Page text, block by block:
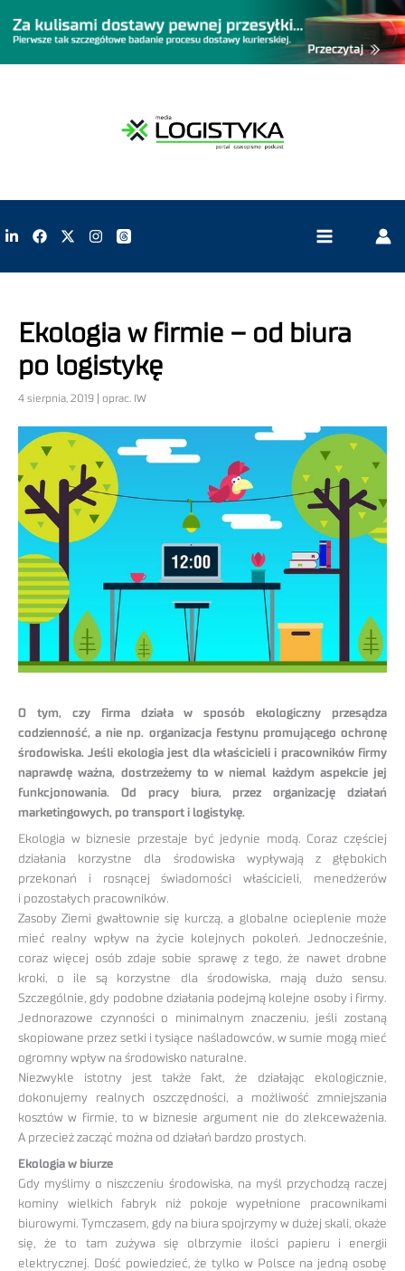
Ekologia w firmie – od biura
po logistykę
4 sierpnia, 2019 | oprac. IW
O tym, czy firma działa w sposób ekologiczny przesądza
codzienność, a nie np. organizacja festynu promującego ochronę
środowiska. Jeśli ekologia jest dla właścicieli i pracowników firmy
naprawdę ważna, dostrzeżemy to w niemal każdym aspekcie jej
funkcjonowania. Od pracy biura, przez organizację działań
marketingowych, po transport i logistykę.
Ekologia w biznesie przestaje być jedynie modą. Coraz częściej
działania korzystne dla środowiska wypływają z głębokich
przekonań i rosnącej świadomości właścicieli, menedżerów
i pozostałych pracowników.
Zasoby Ziemi gwałtownie się kurczą, a globalne ocieplenie może
mieć realny wpływ na życie kolejnych pokoleń. Jednocześnie,
coraz więcej osób zdaje sobie sprawę z tego, że nawet drobne
kroki, o ile są korzystne dla środowiska, mają dużo sensu.
Szczególnie, gdy podobne działania podejmą kolejne osoby i firmy.
Jednorazowe czynności o minimalnym znaczeniu, jeśli zostaną
skopiowane przez setki i tysiące naśladowców, w sumie mogą mieć
ogromny wpływ na środowisko naturalne.
Niezwykle istotny jest także fakt, że działając ekologicznie,
dokonujemy realnych oszczędności, a możliwość zmniejszania
kosztów w firmie, to w biznesie argument nie do zlekceważenia.
A przecież zacząć można od działań bardzo prostych.
Ekologia w biurze
Gdy myślimy o niszczeniu środowiska, na myśl przychodzą raczej
kominy wielkich fabryk niż pokoje wypełnione pracownikami
biurowymi. Tymczasem, gdy na biura spojrzymy w dużej skali, okaże
się, że to tam zużywa się olbrzymie ilości papieru i energii
elektrycznej. Dość powiedzieć, że tylko w Polsce na jedną osobę